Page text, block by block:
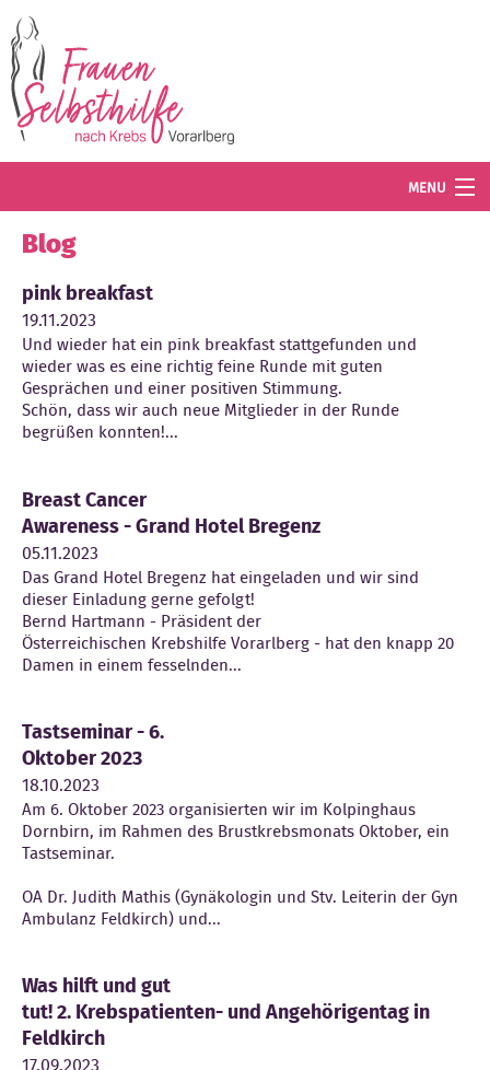
MENU
Termine
Blog
Angebot
Wissenswertes
Der Verein
Kontakt
Blog
pink breakfast
19.11.2023
Und wieder hat ein pink breakfast stattgefunden und
wieder was es eine richtig feine Runde mit guten
Gesprächen und einer positiven Stimmung.
Schön, dass wir auch neue Mitglieder in der Runde
begrüßen konnten!...
Breast Cancer
Awareness - Grand Hotel Bregenz
05.11.2023
Das Grand Hotel Bregenz hat eingeladen und wir sind
dieser Einladung gerne gefolgt!
Bernd Hartmann - Präsident der
Österreichischen Krebshilfe Vorarlberg - hat den knapp 20
Damen in einem fesselnden...
Tastseminar - 6.
Oktober 2023
18.10.2023
Am 6. Oktober 2023 organisierten wir im Kolpinghaus
Dornbirn, im Rahmen des Brustkrebsmonats Oktober, ein
Tastseminar.
OA Dr. Judith Mathis (Gynäkologin und Stv. Leiterin der Gyn
Ambulanz Feldkirch) und...
Was hilft und gut
tut! 2. Krebspatienten- und Angehörigentag in
Feldkirch